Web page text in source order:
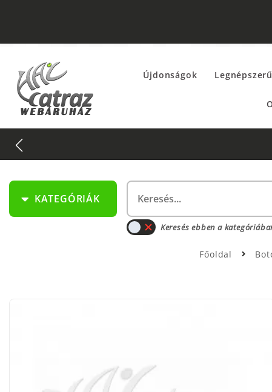
Újdonságok
KATEGÓRIÁK
Keresés ebben a
Főoldal